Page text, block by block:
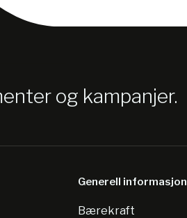
og kampanjer.
Generell informasjon
Bærekraft